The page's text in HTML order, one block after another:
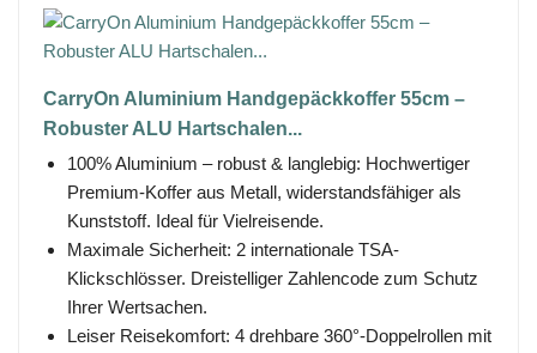
CarryOn Aluminium Handgepäckkoffer 55cm –
Robuster ALU Hartschalen...
100% Aluminium – robust & langlebig: Hochwertiger
Premium-Koffer aus Metall, widerstandsfähiger als
Kunststoff. Ideal für Vielreisende.
Maximale Sicherheit: 2 internationale TSA-
Klickschlösser. Dreistelliger Zahlencode zum Schutz
Ihrer Wertsachen.
Leiser Reisekomfort: 4 drehbare 360°-Doppelrollen mit